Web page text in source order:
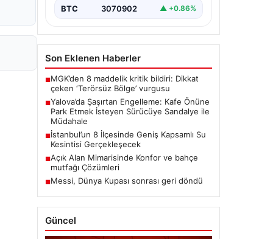
BTC 3070902 ▲ +0.86%
Son Eklenen Haberler
■MGK’den 8 maddelik kritik bildiri: Dikkat
çeken ‘Terörsüz Bölge’ vurgusu
■Yalova’da Şaşırtan Engelleme: Kafe Önüne
Park Etmek İsteyen Sürücüye Sandalye ile
Müdahale
■İstanbul’un 8 İlçesinde Geniş Kapsamlı Su
Kesintisi Gerçekleşecek
■Açık Alan Mimarisinde Konfor ve bahçe
mutfağı Çözümleri
■Messi, Dünya Kupası sonrası geri döndü
Güncel